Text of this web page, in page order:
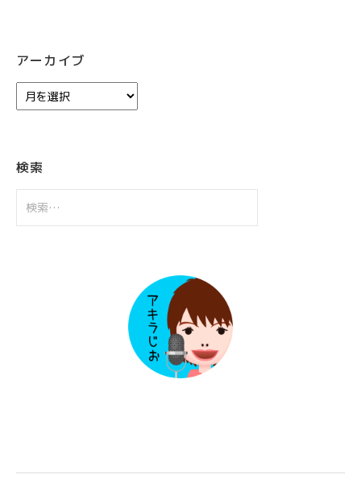
アーカイブ
ー
ブ
検索
索: